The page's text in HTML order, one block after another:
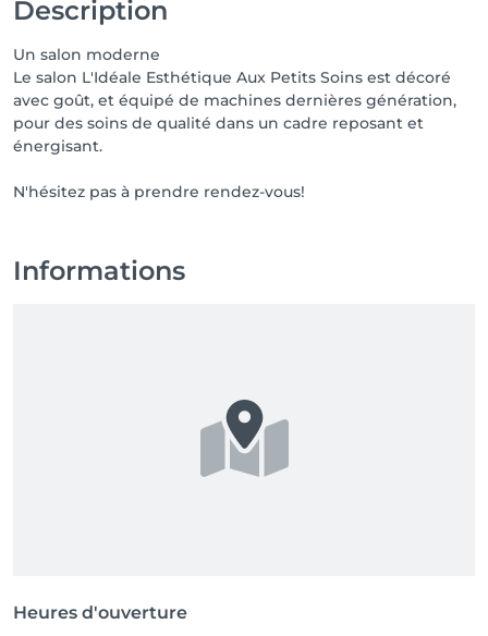
Description
Un salon moderne
Le salon L'Idéale Esthétique Aux Petits Soins est décoré
avec goût, et équipé de machines dernières génération,
pour des soins de qualité dans un cadre reposant et
énergisant.
N'hésitez pas à prendre rendez-vous!
Informations
Heures d'ouverture